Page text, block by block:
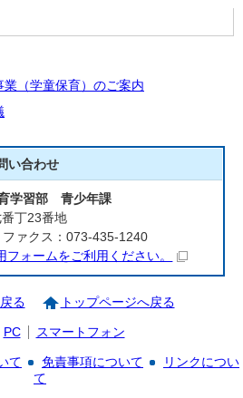
（学童保育）のご案内
い合わせ
学習部 青少年課
丁23番地
ァクス：073-435-1240
フォームをご利用ください。
る トップページへ戻る
PC スマートフォン
て 免責事項について
リンクについ
て